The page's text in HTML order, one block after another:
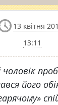
13 квітня
13:11
його